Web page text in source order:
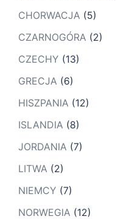
CHORWACJA (5)
CZARNOGÓRA (2)
CZECHY (13)
GRECJA (6)
HISZPANIA (12)
ISLANDIA (8)
JORDANIA (7)
LITWA (2)
NIEMCY (7)
NORWEGIA (12)